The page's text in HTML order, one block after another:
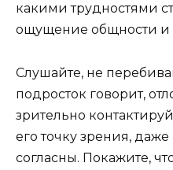
какими трудностями
ощущение общности и
Слушайте, не
подросток говорит,
зрительно
его точку зрения,
согласны. Покажите,